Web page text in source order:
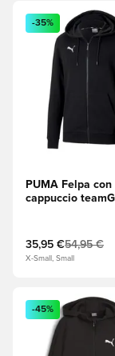
Apre una
-35%
PUMA Felpa con
cappuccio
35,95 €54,95 €
X-Small, Small
Apre una
-45%